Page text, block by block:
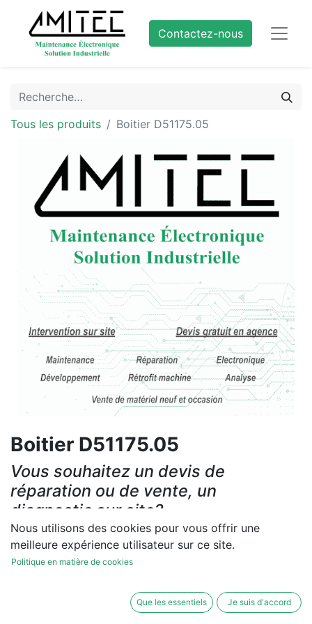
Contactez-nous
Tous les produits Boitier D51175.05
Boitier D51175.05
Vous souhaitez un devis de
réparation ou de vente, un
diagnostic sur site?
Contactez-nous
Les réparations et les ventes sont garanties
Nous utilisons des cookies pour vous offrir une
meilleure expérience utilisateur sur ce site.
Politique en matière de cookies
Que les essentiels Je suis d'accord